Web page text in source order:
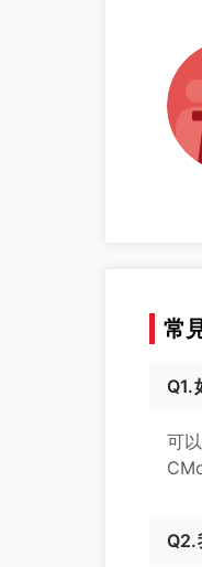
常
Q1.
可
Q2.